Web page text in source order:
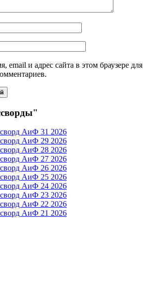
email и адрес сайта в этом браузере для
АиФ 31 2026
АиФ 29 2026
АиФ 28 2026
АиФ 27 2026
АиФ 26 2026
АиФ 25 2026
АиФ 24 2026
АиФ 23 2026
АиФ 22 2026
АиФ 21 2026